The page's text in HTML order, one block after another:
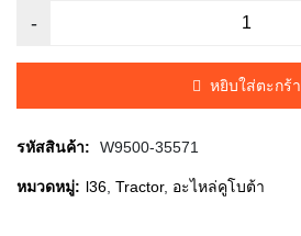
price
was:
฿195.00.
price
is:
฿190.00.
หยิบใส่ตะกร้า
รหัสสินค้า: W9500-35571
หมวดหมู่: l36 Tractor, อะไหล่คูโบต้า